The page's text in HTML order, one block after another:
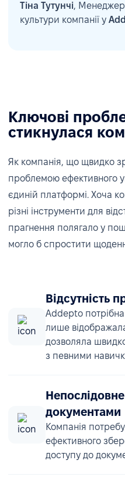
Тіна Тутунчі, Менеджер
культури компанії у
Ключові
стикнулася
Як компанія, що щвидко
проблемою ефективного
єдиній платформі. Хоча
різні інструменти для
прагнення полягало у
могло б спростити
Відсутність
Addepto
лише
дозволяла
з певними
документами
Компанія
ефективного
доступу до